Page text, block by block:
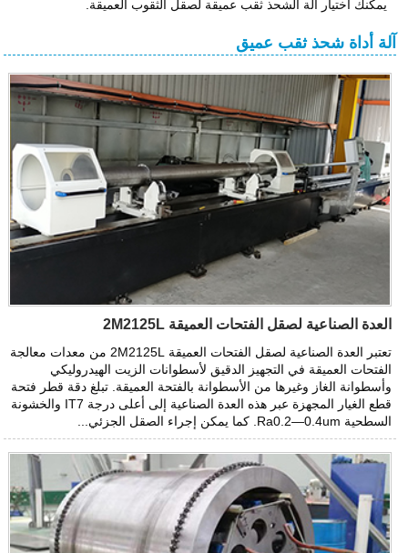
يمكنك اختيار آلة الشحذ ثقب عميقة لصقل الثقوب العميقة.
آلة أداة شحذ ثقب عميق
العدة الصناعية لصقل الفتحات العميقة 2M2125L
تعتبر العدة الصناعية لصقل الفتحات العميقة 2M2125L من معدات معالجة
الفتحات العميقة في التجهيز الدقيق لأسطوانات الزيت الهيدروليكي
وأسطوانة الغاز وغيرها من الأسطوانة بالفتحة العميقة. تبلغ دقة قطر فتحة
قطع الغيار المجهزة عبر هذه العدة الصناعية إلى أعلى درجة IT7 والخشونة
السطحية Ra0.2—0.4um. كما يمكن إجراء الصقل الجزئي...